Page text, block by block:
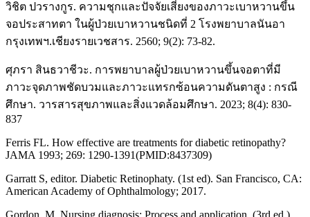
วิชิต ปวรางกูร. ความชุกและปัจจัยเสี่ยงของภาวะเบาหวานขึ้น
จอประสาทตา ในผู้ป่วยเบาหวานชนิดที่ 2 โรงพยาบาลนันอา
กรุงเทพฯ.เชียงรายเวชสาร. 2560; 9(2): 73-82.
ศุภรา สินธวาชีวะ. การพยาบาลผู้ป่วยเบาหวานขึ้นจอตาที่มี
ภาวะจุดภาพชัดบวมและภาวะแทรกซ้อนความดันตาสูง : กรณี
ศึกษา. วารสารสุขภาพและสิ่งแวดล้อมศึกษา. 2023; 8(4): 830-
837
Ferris FL. How effective are treatments for diabetic retinopathy?
JAMA 1993; 269: 1290-1391(PMID:8437309)
Garratt S, editor. Diabetic Retinophaty. (1st ed). San Francisco, CA:
American Academy of Ophthalmology; 2017.